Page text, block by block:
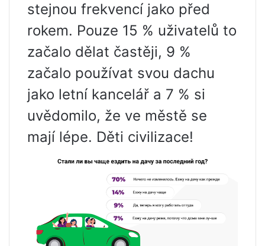
stejnou frekvencí jako před
rokem. Pouze 15 % uživatelů to
začalo dělat častěji, 9 %
začalo používat svou dachu
jako letní kancelář a 7 % si
uvědomilo, že ve městě se
mají lépe. Děti civilizace!